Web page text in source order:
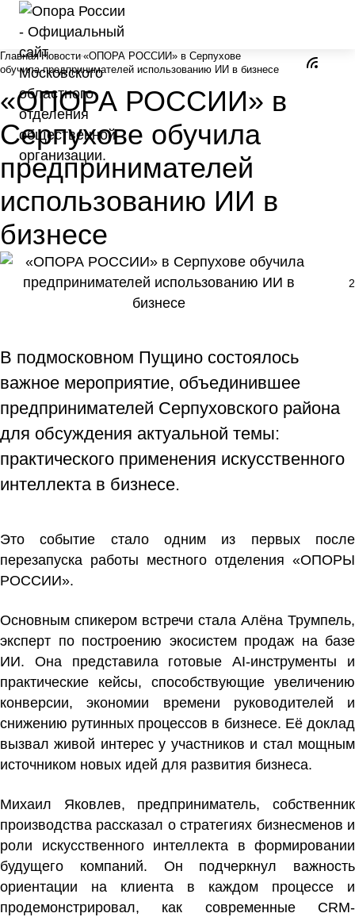
Главная Новости «ОПОРА РОССИИ» в Серпухове
обучила предпринимателей использованию ИИ в бизнесе
«ОПОРА РОССИИ» в
Серпухове обучила
предпринимателей
использованию ИИ в
бизнесе
В подмосковном Пущино состоялось
важное мероприятие, объединившее
предпринимателей Серпуховского района
для обсуждения актуальной темы:
практического применения искусственного
интеллекта в бизнесе.
Это событие стало одним из первых после
перезапуска работы местного отделения «ОПОРЫ
РОССИИ».
Основным спикером встречи стала Алёна Трумпель,
эксперт по построению экосистем продаж на базе
ИИ. Она представила готовые AI-инструменты и
практические кейсы, способствующие увеличению
конверсии, экономии времени руководителей и
снижению рутинных процессов в бизнесе. Её доклад
вызвал живой интерес у участников и стал мощным
источником новых идей для развития бизнеса.
Михаил Яковлев, предприниматель, собственник
производства рассказал о стратегиях бизнесменов и
роли искусственного интеллекта в формировании
будущего компаний. Он подчеркнул важность
ориентации на клиента в каждом процессе и
продемонстрировал, как современные CRM-